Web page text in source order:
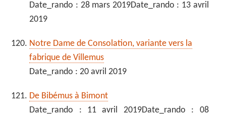
Date_rando : 28 mars 2019Date_rando : 13 avril
2019
Notre Dame de Consolation, variante vers la
fabrique de Villemus
Date_rando : 20 avril 2019
De Bibémus à Bimont
Date_rando : 11 avril 2019Date_rando : 08